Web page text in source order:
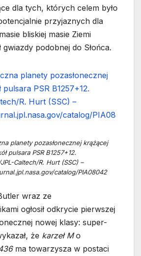
dla tych, których celem było
przyjaznych dla
bliskiej masie Ziemi
gwiazdy podobnej do Słońca.
planety pozasłonecznej krążącej
pulsara PSR B1257+12.
Caltech/R. Hurt (SSC) –
catalog/PIA08042
wraz ze
ogłosił odkrycie pierwszej
nowej klasy: super-
że karzeł Mo
ma towarzysza w postaci